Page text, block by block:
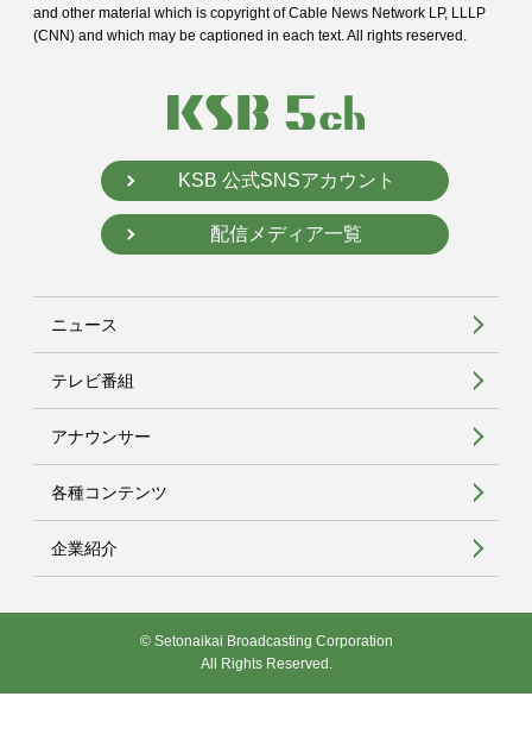
and other material which is copyright of Cable News Network LP, LLLP
(CNN) and which may be captioned in each text. All rights reserved.
KSB 公式SNSアカウント
配信メディア一覧
ニュース
テレビ番組
アナウンサー
各種コンテンツ
企業紹介
© Setonaikai Broadcasting Corporation
All Rights Reserved.